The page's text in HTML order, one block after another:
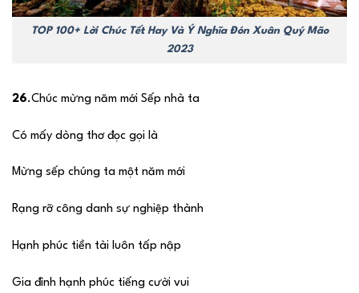
TOP 100+ Lời Chúc Tết Hay Và Ý Nghĩa Đón Xuân Quý Mão
2023
26.Chúc mừng năm mới Sếp nhà ta
Có mấy dòng thơ đọc gọi là
Mừng sếp chúng ta một năm mới
Rạng rỡ công danh sự nghiệp thành
Hạnh phúc tiền tài luôn tấp nập
Gia đình hạnh phúc tiếng cười vui